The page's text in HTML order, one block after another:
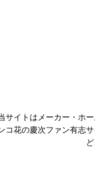
サイトはメーカー・ホ
コ花の慶次ファン有志